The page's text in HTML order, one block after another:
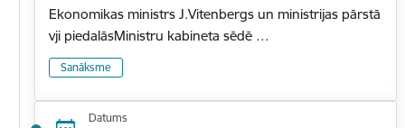
Ekonomikas ministrs J.Vitenbergs un ministrijas pārstā
vji piedalāsMinistru kabineta sēdē …
Sanāksme
Datums